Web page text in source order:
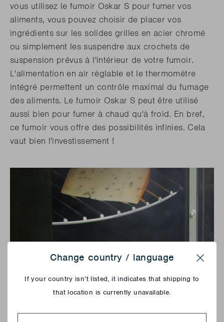
vous utilisez le fumoir Oskar S pour fumer vos
aliments, vous pouvez choisir de placer vos
ingrédients sur les solides grilles en acier chromé
ou simplement les suspendre aux crochets de
suspension prévus à l'intérieur de votre fumoir.
L'alimentation en air réglable et le thermomètre
intégré permettent un contrôle maximal du fumage
des aliments. Le fumoir Oskar S peut être utilisé
aussi bien pour fumer à chaud qu'à froid. En bref,
ce fumoir vous offre des possibilités infinies. Cela
vaut bien l'investissement !
Change country / language
If your country isn’t listed, it indicates that shipping to
that location is currently unavailable.
Country